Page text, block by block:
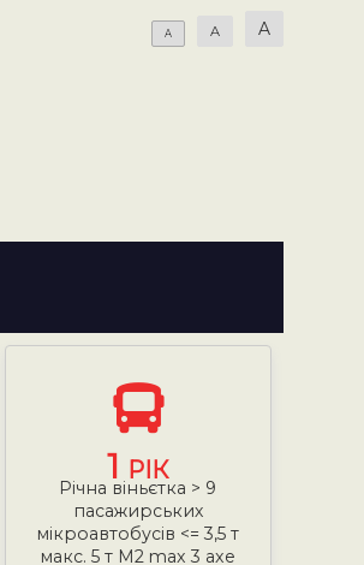
A A A
1 РІК
Річна віньєтка > 9
пасажирських
мікроавтобусів <= 3,5 т
макс. 5 т М2 max 3 axe